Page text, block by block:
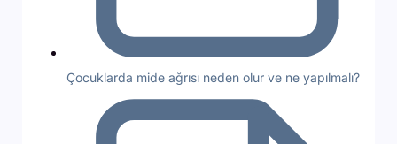
Çocuklarda mide ağrısı neden olur ve ne yapılmalı?